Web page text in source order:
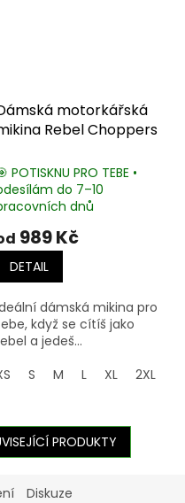
4XL 5XL
motorkářská
Rebel Choppers
POTISKNU PRO TEBE •
do 7–10
dnů
989 Kč
DETAIL
dámská mikina pro
když se cítíš jako
a jedeš...
S M L XL 2XL
PRODUKTY
Diskuze